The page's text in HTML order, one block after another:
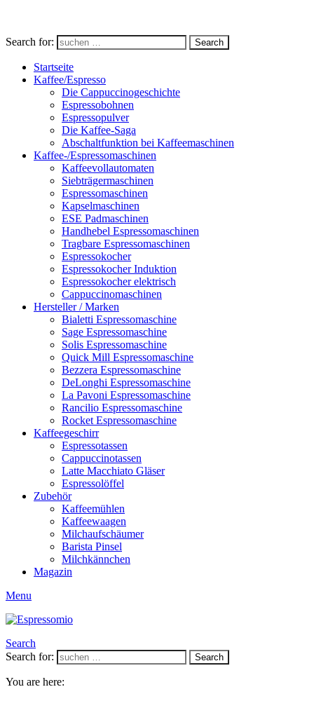
Search for: Search
Startseite
Kaffee/Espresso
Die Cappuccinogeschichte
Espressobohnen
Espressopulver
Die Kaffee-Saga
Abschaltfunktion bei Kaffeemaschinen
Kaffee-/Espressomaschinen
Kaffeevollautomaten
Siebträgermaschinen
Espressomaschinen
Kapselmaschinen
ESE Padmaschinen
Handhebel Espressomaschinen
Tragbare Espressomaschinen
Espressokocher
Espressokocher Induktion
Espressokocher elektrisch
Cappuccinomaschinen
Hersteller / Marken
Bialetti Espressomaschine
Sage Espressomaschine
Solis Espressomaschine
Quick Mill Espressomaschine
Bezzera Espressomaschine
DeLonghi Espressomaschine
La Pavoni Espressomaschine
Rancilio Espressomaschine
Rocket Espressomaschine
Kaffeegeschirr
Espressotassen
Cappuccinotassen
Latte Macchiato Gläser
Espressolöffel
Zubehör
Kaffeemühlen
Kaffeewaagen
Milchaufschäumer
Barista Pinsel
Milchkännchen
Magazin
Menu
Search
Search for:
Search
You are here: